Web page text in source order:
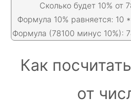
Сколько будет 10% от
Формула 10% равняется: 10
Формула (78100 минус 10%):
Как
от